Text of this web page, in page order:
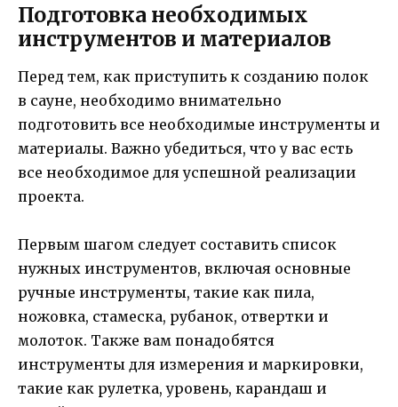
Подготовка необходимых
инструментов и материалов
Перед тем, как приступить к созданию полок
в сауне, необходимо внимательно
подготовить все необходимые инструменты и
материалы. Важно убедиться, что у вас есть
все необходимое для успешной реализации
проекта.
Первым шагом следует составить список
нужных инструментов, включая основные
ручные инструменты, такие как пила,
ножовка, стамеска, рубанок, отвертки и
молоток. Также вам понадобятся
инструменты для измерения и маркировки,
такие как рулетка, уровень, карандаш и